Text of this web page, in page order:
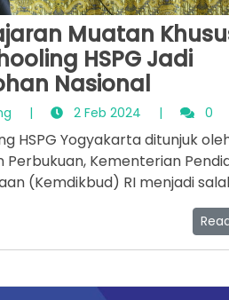
Muatan
HSPG Jadi
Nasional
| 2 Feb 2024 | 0
HSPG Yogyakarta ditunjuk
Perbukuan, Kementerian
(Kemdikbud) RI menjadi
nonformal
mengetahui keunggulan-
Pusat Kurikulum dan